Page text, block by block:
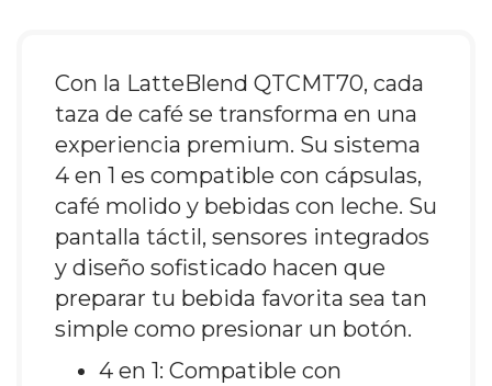
Con la LatteBlend QTCMT70, cada
taza de café se transforma en una
experiencia premium. Su sistema
4 en 1 es compatible con cápsulas,
café molido y bebidas con leche. Su
pantalla táctil, sensores integrados
y diseño sofisticado hacen que
preparar tu bebida favorita sea tan
simple como presionar un botón.
4 en 1: Compatible con